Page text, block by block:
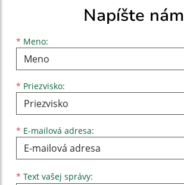
Napíšte nám
* Meno:
Meno
* Priezvisko:
Priezvisko
* E-mailová adresa:
E-mailová adresa
* Text vašej správy: